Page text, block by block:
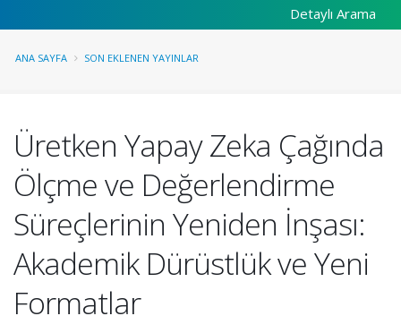
Detaylı Arama
ANA SAYFA SON EKLENEN YAYINLAR
Üretken Yapay Zeka Çağında
Ölçme ve Değerlendirme
Süreçlerinin Yeniden İnşası:
Akademik Dürüstlük ve Yeni
Formatlar